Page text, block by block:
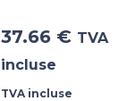
37.66 € TVA
incluse
TVA incluse